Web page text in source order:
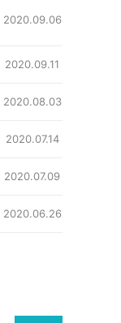
2020.09.06
2020.09.11
2020.08.03
2020.07.14
2020.07.09
2020.06.26